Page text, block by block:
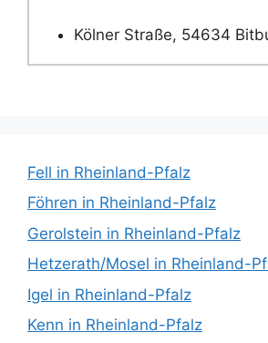
Kölner Straße, 54634
Fell in Rheinland-Pfalz
Föhren in Rheinland-Pfalz
Gerolstein in Rheinland-Pfalz
Hetzerath/Mosel in Rheinland-
Igel in Rheinland-Pfalz
Kenn in Rheinland-Pfalz